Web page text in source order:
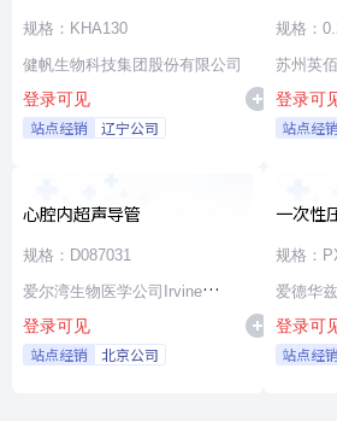
规格：KHA130
健帆生物科技集团股份有限公司
登录可见
站点经销 辽宁公司
规格：
苏州英
登录可
站点经销
心腔内超声导管
规格：D087031
爱尔湾生物医学公司Irvine
Biomedical,Inc. a St. Jude
Medical Company
登录可见
站点经销 北京公司
一次性
规格：
爱德华
登录可
站点经销